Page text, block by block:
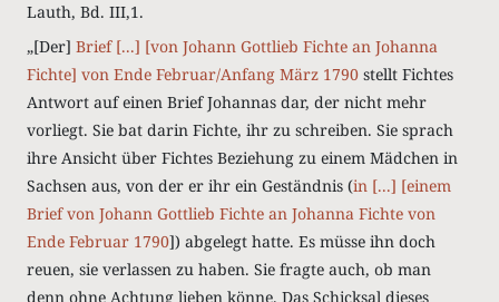
Lauth, Bd. III,1.
„[Der] Brief [...] [von Johann Gottlieb Fichte an Johanna
Fichte] von Ende Februar/Anfang März 1790 stellt Fichtes
Antwort auf einen Brief Johannas dar, der nicht mehr
vorliegt. Sie bat darin Fichte, ihr zu schreiben. Sie sprach
ihre Ansicht über Fichtes Beziehung zu einem Mädchen in
Sachsen aus, von der er ihr ein Geständnis (in [...] [einem
Brief von Johann Gottlieb Fichte an Johanna Fichte von
Ende Februar 1790]) abgelegt hatte. Es müsse ihn doch
reuen, sie verlassen zu haben. Sie fragte auch, ob man
denn ohne Achtung lieben könne. Das Schicksal dieses